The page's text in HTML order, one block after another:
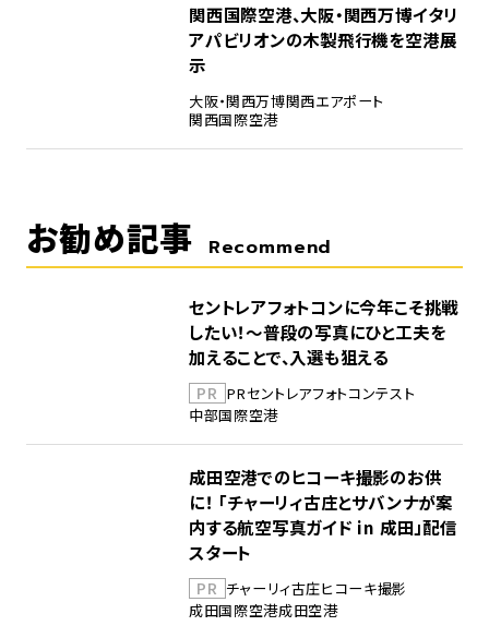
関西国際空港、大阪・関西万博イタリ
アパビリオンの木製飛行機を空港展
示
大阪・関西万博関西エアポート
関西国際空港
お勧め記事 Recommend
セントレアフォトコンに今年こそ挑戦
したい！～普段の写真にひと工夫を
加えることで、入選も狙える
PR PRセントレアフォトコンテスト
中部国際空港
成田空港でのヒコーキ撮影のお供
に！ 「チャーリィ古庄とサバンナが案
内する航空写真ガイド in 成田」配信
スタート
PR チャーリィ古庄ヒコーキ撮影
成田国際空港成田空港